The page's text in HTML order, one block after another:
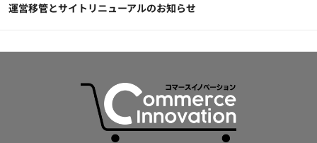
運営移管とサイトリニューアルのお知らせ